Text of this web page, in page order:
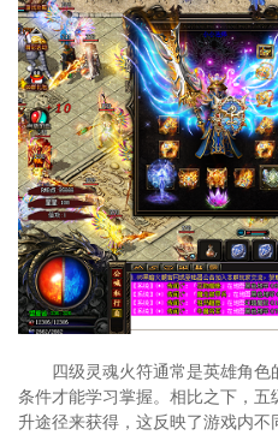
四级灵魂火符通常是英雄角
条件才能学习掌握。相比之下，
升途径来获得，这反映了游戏内